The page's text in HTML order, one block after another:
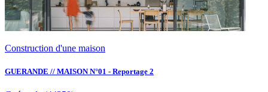
Construction d'une maison
GUERANDE // MAISON N°01 - Reportage 2